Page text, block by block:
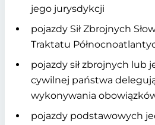
jego jurysdykcji
pojazdy Sił Zbrojnych
Traktatu
pojazdy sił zbrojnych lub
cywilnej państwa
wykonywania
pojazdy podstawowych